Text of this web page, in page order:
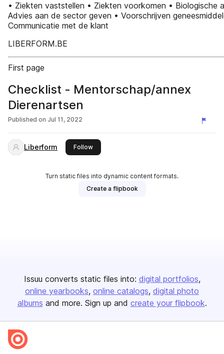
• Ziekten vaststellen • Ziekten voorkomen • Biologische
Advies aan de sector geven • Voorschrijven
Communicatie met de klant
LIBERFORM.BE
First page
Checklist - Mentorschap/annex
Dierenartsen
Published on Jul 11, 2022
Liberform Followthis publisher
Turn static files into dynamic content formats.
Create a flipbook
Issuu converts static files into: digital portfolios
online yearbooks online catalogs digital photo
albums and more. Sign up and create your flipbook.